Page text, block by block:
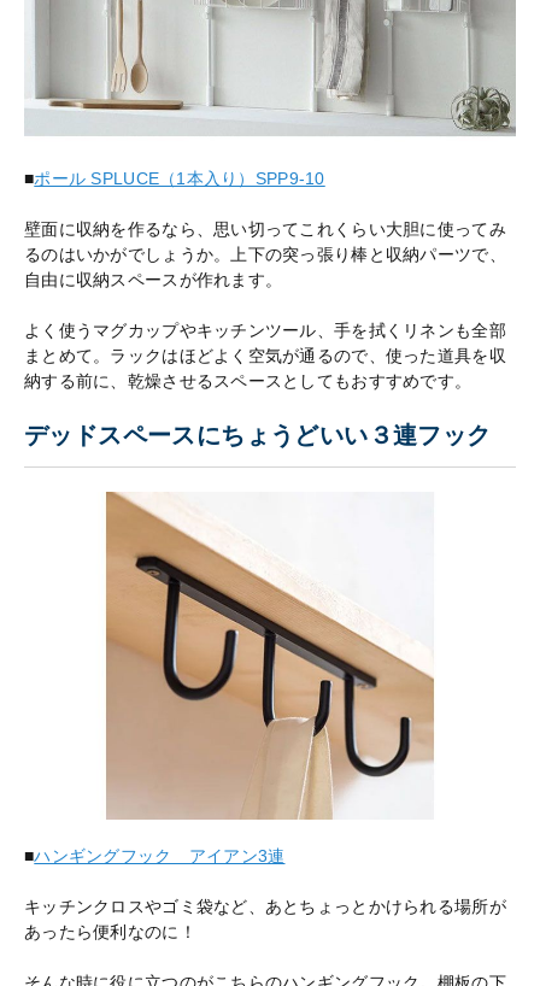
■ポール SPLUCE（1本入り）SPP9-10
壁面に収納を作るなら、思い切ってこれくらい大胆に使ってみ
るのはいかがでしょうか。上下の突っ張り棒と収納パーツで、
自由に収納スペースが作れます。
よく使うマグカップやキッチンツール、手を拭くリネンも全部
まとめて。ラックはほどよく空気が通るので、使った道具を収
納する前に、乾燥させるスペースとしてもおすすめです。
デッドスペースにちょうどいい３連フック
■ハンギングフック アイアン3連
キッチンクロスやゴミ袋など、あとちょっとかけられる場所が
あったら便利なのに！